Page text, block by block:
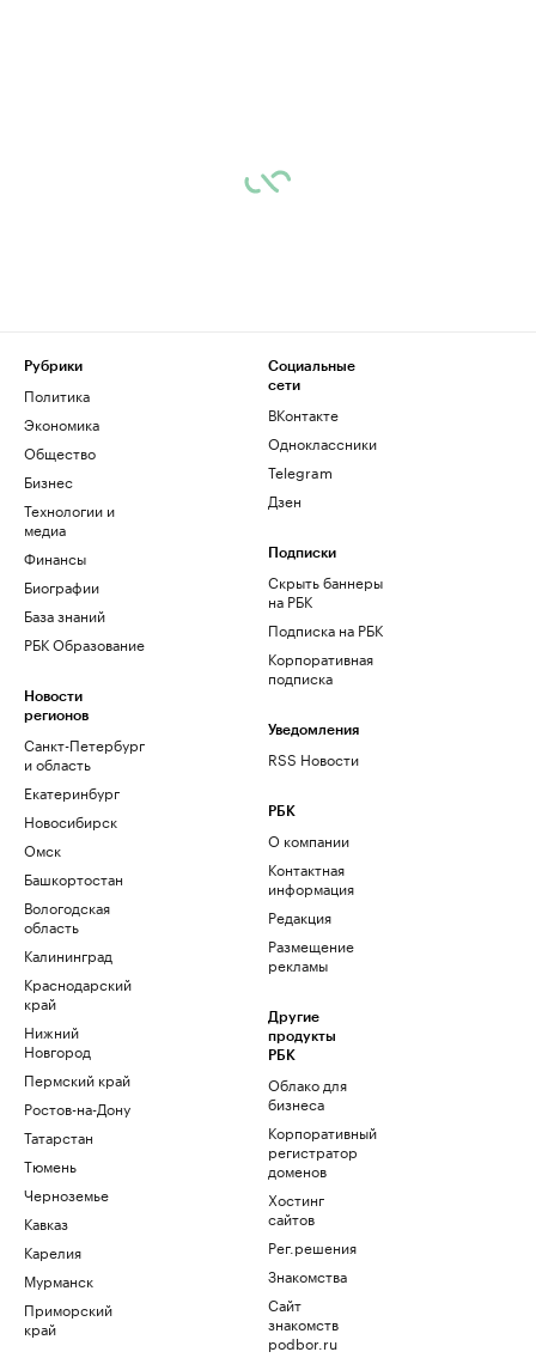
Рубрики
Политика
Экономика
Общество
Бизнес
Технологии и
медиа
Финансы
Биографии
База знаний
РБК Образование
Новости
регионов
Санкт-Петербург
и область
Екатеринбург
Новосибирск
Омск
Башкортостан
Вологодская
область
Калининград
Краснодарский
край
Нижний
Новгород
Пермский край
Ростов-на-Дону
Татарстан
Тюмень
Черноземье
Кавказ
Карелия
Мурманск
Приморский
край
Социальные
сети
ВКонтакте
Одноклассники
Telegram
Дзен
Подписки
Скрыть баннеры
на РБК
Подписка на РБК
Корпоративная
подписка
Уведомления
RSS Новости
РБК
О компании
Контактная
информация
Редакция
Размещение
рекламы
Другие
продукты
РБК
Облако для
бизнеса
Корпоративный
регистратор
доменов
Хостинг
сайтов
Рег.решения
Знакомства
Сайт
знакомств
podbor.ru